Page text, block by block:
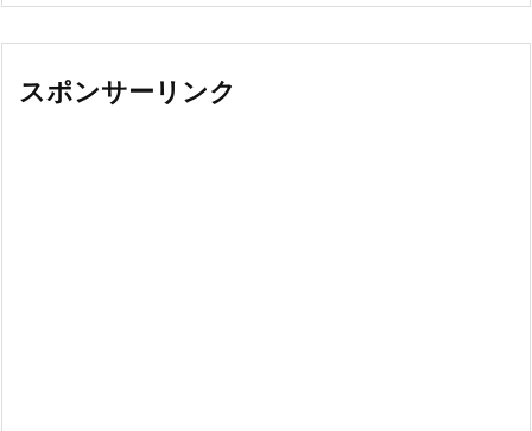
スポンサーリンク